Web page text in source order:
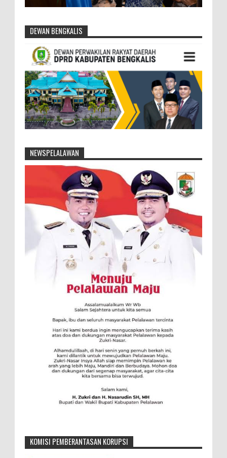
DEWAN BENGKALIS
NEWSPELALAWAN
KOMISI PEMBERANTASAN KORUPSI